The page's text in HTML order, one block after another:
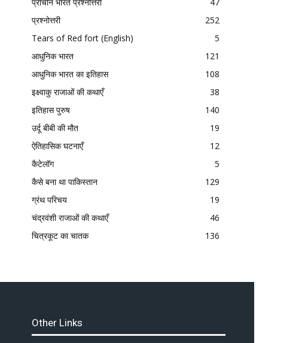
प्रश्नोत्तरी
252
Tears of Red fort (English)
5
आधुनिक भारत
121
आधुनिक भारत का इतिहास
108
इक्ष्वाकु राजाओं की कथाएँ
38
इतिहास पुरुष
140
उर्दू बीबी की मौत
19
ऐतिहासिक घटनाएँ
12
कैटेलॉग
5
कैसे बना था पाकिस्तान
129
ग्रंथ परिचय
19
चंद्रवंशी राजाओं की कथाएँ
46
चित्रकूट का चातक
136
Other Links